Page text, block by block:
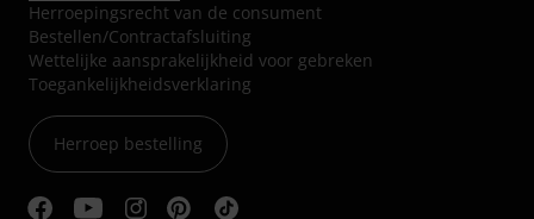
Herroepingsrecht van de consument
Bestellen/Contractafsluiting
Wettelijke aansprakelijkheid voor gebreken
Toegankelijkheidsverklaring
Herroep bestelling